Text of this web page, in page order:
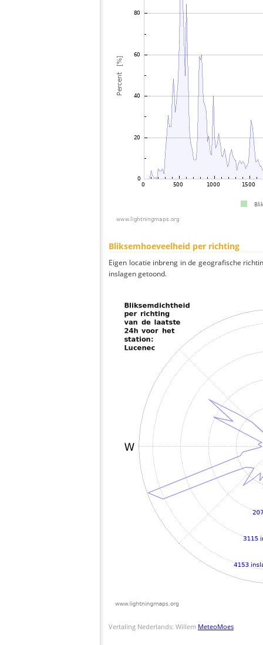
Bliksemhoeveelheid per richting
Eigen locatie inbreng in de geografische
inslagen getoond.
Vertaling Nederlands: Willem MeteoMoes